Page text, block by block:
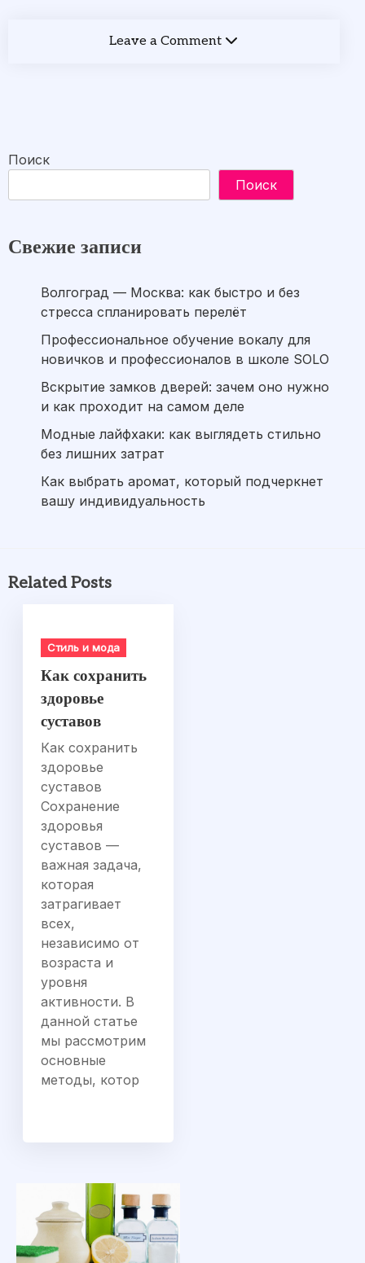
Leave a Comment
Поиск
Поиск
Свежие записи
Волгоград — Москва: как быстро и без
стресса спланировать перелёт
Профессиональное обучение вокалу для
новичков и профессионалов в школе SOLO
Вскрытие замков дверей: зачем оно нужно
и как проходит на самом деле
Модные лайфхаки: как выглядеть стильно
без лишних затрат
Как выбрать аромат, который подчеркнет
вашу индивидуальность
Related Posts
Стиль и мода
Как сохранить
здоровье
суставов
Как сохранить
здоровье
суставов
Сохранение
здоровья
суставов —
важная задача,
которая
затрагивает
всех,
независимо от
возраста и
уровня
активности. В
данной статье
мы рассмотрим
основные
методы, котор